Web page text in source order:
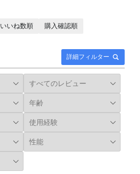
詳細フィルター
いいね数順
購入確認順